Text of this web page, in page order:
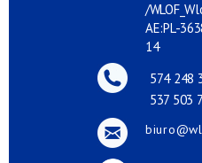
/
AE:PL-
14
574 248
537 503